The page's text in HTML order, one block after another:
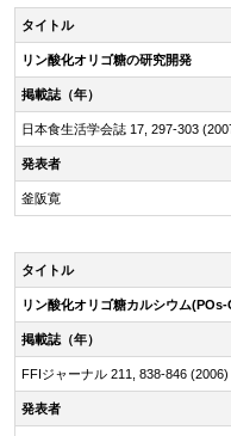
タイトル
リン酸化オリゴ糖の研究開発
掲載誌（年）
日本食生活学会誌 17, 297-303
発表者
釜阪寛
タイトル
リン酸化オリゴ糖カルシウム(POs-
掲載誌（年）
FFIジャーナル 211, 838-846 (2006)
発表者